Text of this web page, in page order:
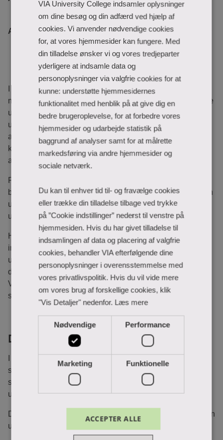
Alle semestre
​​​​​​​​​I VIA handler kvalitet om at tilbyde studerende den bedst
mulige uddannelse. Derfor bliver der gennemført en række
undersøgelser, der følger op på, om kvaliteten på din
uddannelse er i orden. Det drejer sig fx om undersøgelse
af studiemiljøet, evaluering af undervisningen og
kontakten til færdiguddannede, som kan fortælle om det
arbejdsliv, du er ved at forberede dig til.
​​​​På siden her finder du uddannelsens procedurer, der
beskriver, hvordan kvalitetsarbejdet bliver håndteret på din
uddannelse. Du kan også se uddannelsens strategiske
udviklingsplan.
Her kan du få et indblik i, hvad uddannelsen arbejder hen
imod i den kommende tid, bl.a. baseret på de input,
uddannelsen indhenter gennem kontakt til studerende,
dimittender og aftagere. Alt sammen for at sikre, at du som
VIA-studerende får de faglige og personlige kompetencer,
som arbejdsmarkedet efterspørger.
Danmarks studieundersøgelse
studieundersøgelse blandt studerende. Med afsæt i
studieundersøgelsen beslutter studerende sammen med
undervisere og ledelsen, hvor der skal sættes ind.
Du finder den seneste resultatrapport og handleplan for din
uddannelse her.
VIA University College indsamler oplysninger
om dine besøg og din adfærd ved hjælp af
cookies. Vi anvender nødvendige cookies
for, at vores hjemmesider kan fungere. Med
din tilladelse ønsker vi og vores tredjeparter
yderligere at indsamle data og
personoplysninger via valgfrie cookies for at
kunne: understøtte hjemmesidernes
funktionalitet med henblik på at give dig en
bedre brugeroplevelse, for at forbedre vores
hjemmesider og udarbejde statistik på
baggrund af analyser samt for at målrette
markedsføring via andre hjemmesider og
sociale netværk.
Du kan til enhver tid til- og fravælge cookies
eller trække din tilladelse tilbage ved trykke
på ”Cookie indstillinger” nederst til venstre på
hjemmesiden. Hvis du har givet tilladelse til
indsamlingen af data og placering af valgfrie
cookies, behandler VIA efterfølgende dine
personoplysninger i overensstemmelse med
vores privatlivspolitik. Hvis du vil vide mere
om vores brug af forskellige cookies, klik
"Vis Detaljer" nedenfor. Læs mere
Nødvendige Performance
Marketing Funktionelle
ACCEPTER ALLE